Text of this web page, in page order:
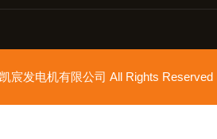
宸发电机有限公司 All Rights